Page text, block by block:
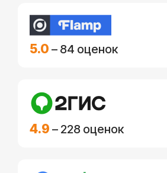
5.0 – 84 оценок
4.9 – 228 оценок